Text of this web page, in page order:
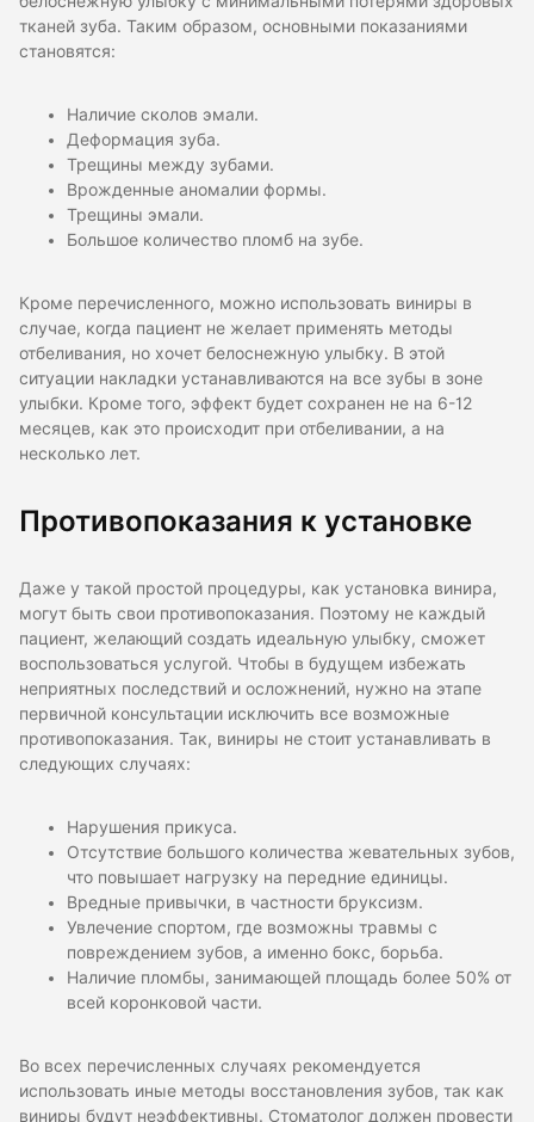
тканей зуба. Таким образом, основными показаниями
становятся:
Наличие сколов эмали.
Деформация зуба.
Трещины между зубами.
Врожденные аномалии формы.
Трещины эмали.
Большое количество пломб на зубе.
Кроме перечисленного, можно использовать виниры в
случае, когда пациент не желает применять методы
отбеливания, но хочет белоснежную улыбку. В этой
ситуации накладки устанавливаются на все зубы в зоне
улыбки. Кроме того, эффект будет сохранен не на 6-12
месяцев, как это происходит при отбеливании, а на
несколько лет.
Противопоказания к установке
Даже у такой простой процедуры, как установка винира,
могут быть свои противопоказания. Поэтому не каждый
пациент, желающий создать идеальную улыбку, сможет
воспользоваться услугой. Чтобы в будущем избежать
неприятных последствий и осложнений, нужно на этапе
первичной консультации исключить все возможные
противопоказания. Так, виниры не стоит устанавливать в
следующих случаях:
Нарушения прикуса.
Отсутствие большого количества жевательных зубов,
что повышает нагрузку на передние единицы.
Вредные привычки, в частности бруксизм.
Увлечение спортом, где возможны травмы с
повреждением зубов, а именно бокс, борьба.
Наличие пломбы, занимающей площадь более 50% от
всей коронковой части.
Во всех перечисленных случаях рекомендуется
использовать иные методы восстановления зубов, так как
виниры будут неэффективны. Стоматолог должен провести